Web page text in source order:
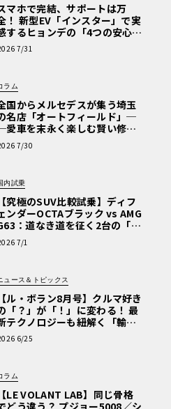
マホで完結、サポートは万
！ 新型EV「インスター」で実
するヒョンデの「4つの安心」
第1回・ヒョンデ6つの疑問：
Hyundai?】〈PR〉
7/31
ラム
国からメルセデスが集う埼玉
名店「オートフィールド」─
車を末永く楽しむ賢い修理
と、プロがフックス製オイル
選ぶ理由〈PR〉
7/30
内試乗
【究極のSUV比較試乗】ディフ
ンダーOCTAブラック vs AMG
：道なき道を征く2台の「対
的アプローチ」
7/1
ュース＆トピックス
【ル・ボラン8月号】クルマ好き
「？」が「！」に変わる！ 最
テクノロジーも紐解く「輸入
Q&A」
6/25
ラム
【LE VOLANT LAB】同じ骨格